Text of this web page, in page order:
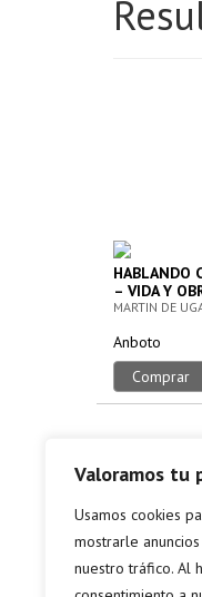
Valoramos tu
Usamos cookies
mostrarle
nuestro tráfico. Al
HABLANDO
– VIDA Y
MARTIN DE
Anboto
Comprar